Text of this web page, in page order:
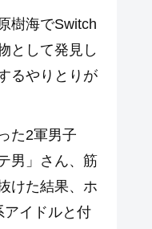
樹海でSwitch
として発見し
るやりとりが
た2軍男子
男」さん、筋
けた結果、ホ
アイドルと付